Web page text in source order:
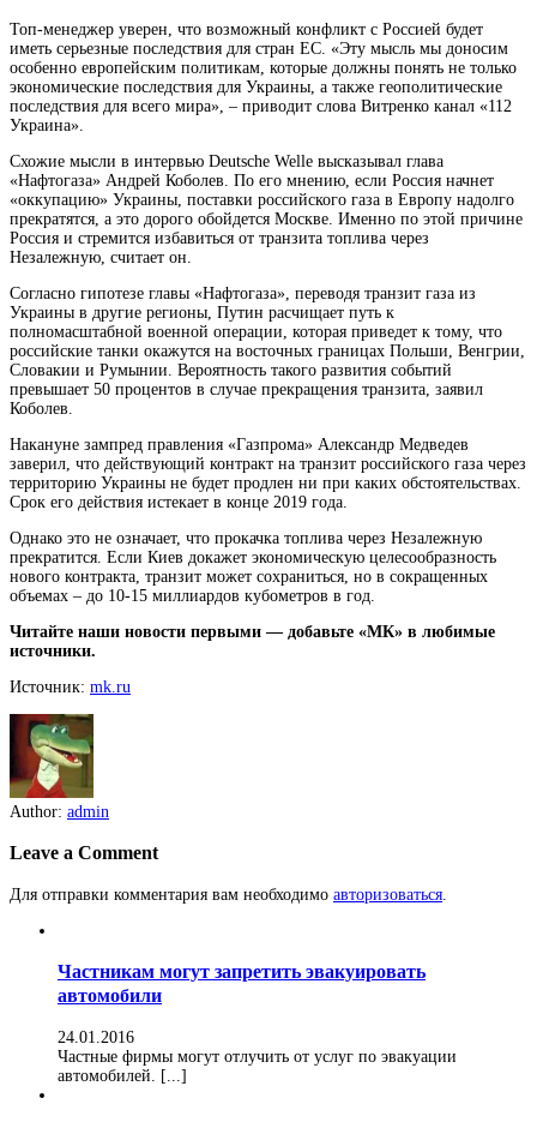
Топ-менеджер уверен, что возможный конфликт с Россией будет
иметь серьезные последствия для стран ЕС. «Эту мысль мы доносим
особенно европейским политикам, которые должны понять не только
экономические последствия для Украины, а также геополитические
последствия для всего мира», – приводит слова Витренко канал «112
Украина».
Схожие мысли в интервью Deutsche Welle высказывал глава
«Нафтогаза» Андрей Коболев. По его мнению, если Россия начнет
«оккупацию» Украины, поставки российского газа в Европу надолго
прекратятся, а это дорого обойдется Москве. Именно по этой причине
Россия и стремится избавиться от транзита топлива через
Незалежную, считает он.
Согласно гипотезе главы «Нафтогаза», переводя транзит газа из
Украины в другие регионы, Путин расчищает путь к
полномасштабной военной операции, которая приведет к тому, что
российские танки окажутся на восточных границах Польши, Венгрии,
Словакии и Румынии. Вероятность такого развития событий
превышает 50 процентов в случае прекращения транзита, заявил
Коболев.
Накануне зампред правления «Газпрома» Александр Медведев
заверил, что действующий контракт на транзит российского газа через
территорию Украины не будет продлен ни при каких обстоятельствах.
Срок его действия истекает в конце 2019 года.
Однако это не означает, что прокачка топлива через Незалежную
прекратится. Если Киев докажет экономическую целесообразность
нового контракта, транзит может сохраниться, но в сокращенных
объемах – до 10-15 миллиардов кубометров в год.
Читайте наши новости первыми — добавьте «МК» в любимые
источники.
Источник: mk.ru
Author: admin
Leave a Comment
Для отправки комментария вам необходимо авторизоваться
Частникам могут запретить эвакуировать
автомобили
24.01.2016
Частные фирмы могут отлучить от услуг по эвакуации
автомобилей. [...]